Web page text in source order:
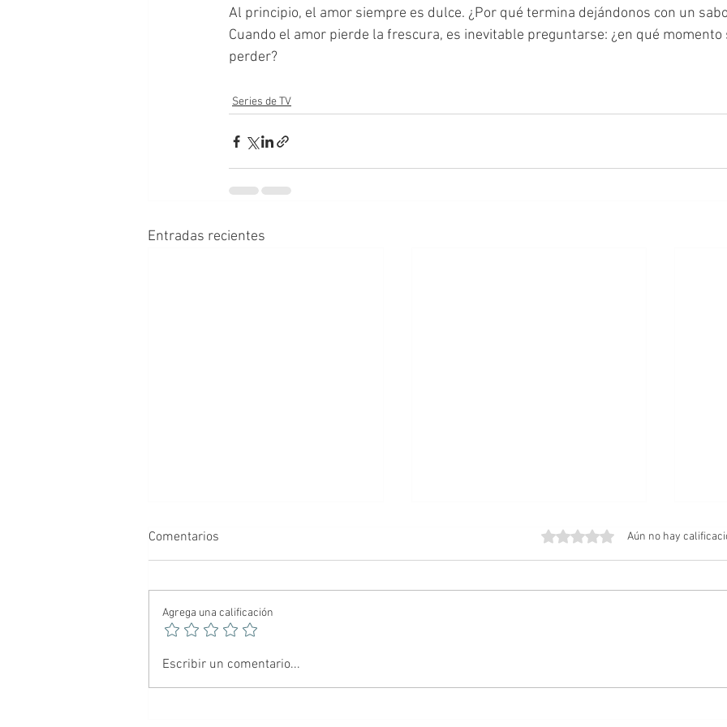
Al principio, el amor siempre es dulce. ¿Por qué termina dejándonos con un
Cuando el amor pierde la frescura, es inevitable preguntarse: ¿en qué momento
perder?
Series de TV
Entradas recientes
🕷️ Spider-Noir: El Hombre
Araña más oscuro del
Comentarios Obtuvo 0 de 5 estrellas.
Aún no hay
Agrega una calificación
Escribir un comentario...